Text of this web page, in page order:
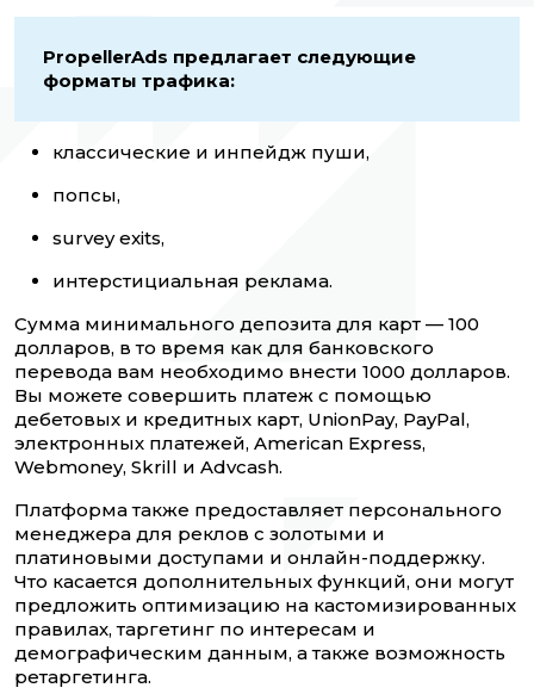
PropellerAds предлагает следующие
форматы трафика:
классические и инпейдж пуши,
попсы,
survey exits,
интерстициальная реклама.
Сумма минимального депозита для карт — 100
долларов, в то время как для банковского
перевода вам необходимо внести 1000 долларов.
Вы можете совершить платеж с помощью
дебетовых и кредитных карт, UnionPay, PayPal,
электронных платежей, American Express,
Webmoney, Skrill и Advcash.
Платформа также предоставляет персонального
менеджера для реклов с золотыми и
платиновыми доступами и онлайн-поддержку.
Что касается дополнительных функций, они могут
предложить оптимизацию на кастомизированных
правилах, таргетинг по интересам и
демографическим данным, а также возможность
ретаргетинга.